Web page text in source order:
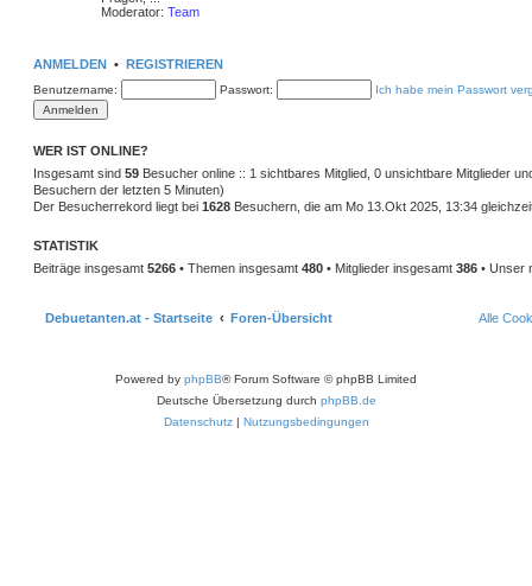
Moderator: Team
ANMELDEN • REGISTRIEREN
Benutzername: Passwort: Ich habe mein Passwort
WER IST ONLINE?
Insgesamt sind 59 Besucher online :: 1 sichtbares Mitglied, 0 unsichtbare Mitglieder
Besuchern der letzten 5 Minuten)
Der Besucherrekord liegt bei 1628 Besuchern, die am Mo 13.Okt 2025, 13:34
STATISTIK
Beiträge insgesamt 5266 • Themen insgesamt 480 • Mitglieder insgesamt 386 • Unser
Debuetanten.at - Startseite Foren-Übersicht Alle
Powered by phpBB® Forum Software © phpBB Limited
Deutsche Übersetzung durch phpBB.de
Datenschutz| Nutzungsbedingungen